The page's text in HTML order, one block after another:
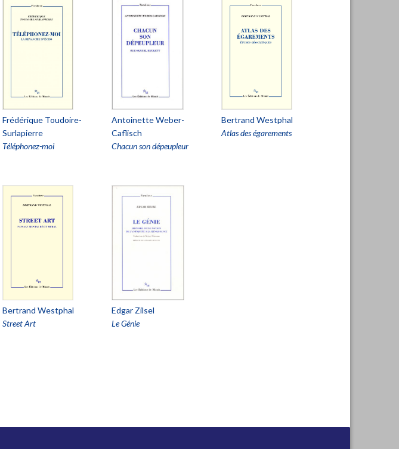
Frédérique Toudoire-
Surlapierre
Téléphonez-moi
Antoinette Weber-
Caflisch
Chacun son dépeupleur
Bertrand Westphal
Atlas des égarements
Bertrand Westphal
Street Art
Edgar Zilsel
Le Génie